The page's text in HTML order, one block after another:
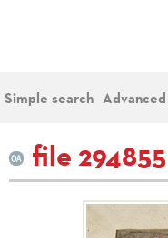
Simple search Advanced
file 294855